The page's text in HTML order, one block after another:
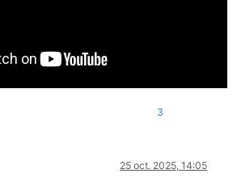
3
25 oct. 2025, 14:05